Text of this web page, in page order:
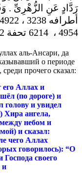
رَدَّادٍ عَنِ الزُّهْرِىِّ .
4954 ، 6214 تحفة 3152
аль-Ансари, да
о периоде
прочего сказал:
его Аллах и
(по дороге) и
голову и увидел
Хира ангела,
небом и
и сказал:
чего Аллах
говорилось): “О
своего
и